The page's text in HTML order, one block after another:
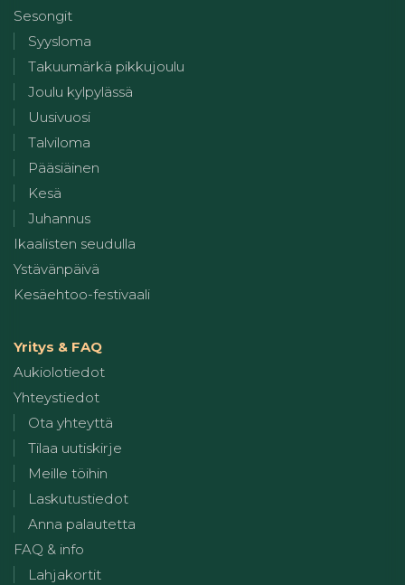
Sesongit
Syysloma
Takuumärkä pikkujoulu
Joulu kylpylässä
Uusivuosi
Talviloma
Pääsiäinen
Kesä
Juhannus
Ikaalisten seudulla
Ystävänpäivä
Kesäehtoo-festivaali
Yritys & FAQ
Aukiolotiedot
Yhteystiedot
Ota yhteyttä
Tilaa uutiskirje
Meille töihin
Laskutustiedot
Anna palautetta
FAQ & info
Lahjakortit